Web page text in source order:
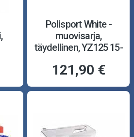
Polisport White -
muovisarja,
täydellinen, YZ125 15-
121,90 €